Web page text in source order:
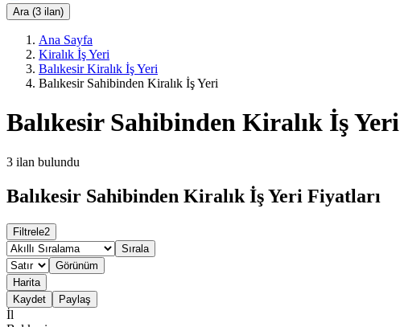
Ara (3 ilan)
Ana Sayfa
Kiralık İş Yeri
Balıkesir Kiralık İş Yeri
Balıkesir Sahibinden Kiralık İş Yeri
Balıkesir Sahibinden Kiralık İş Yeri
3 ilan bulundu
Balıkesir Sahibinden Kiralık İş Yeri Fiyatları
Filtrele2
Sırala
Görünüm
Harita
Kaydet
Paylaş
İl